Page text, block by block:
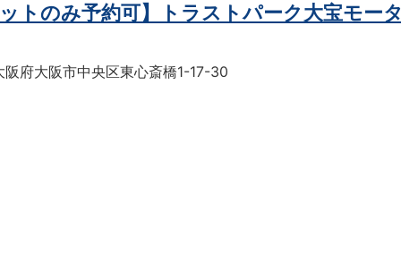
ットのみ予約可】トラストパーク大宝モー
阪府大阪市中央区東心斎橋1-17-30